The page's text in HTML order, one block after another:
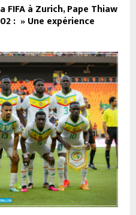
FIFA à Zurich, Pape Thiaw
: » Une expérience